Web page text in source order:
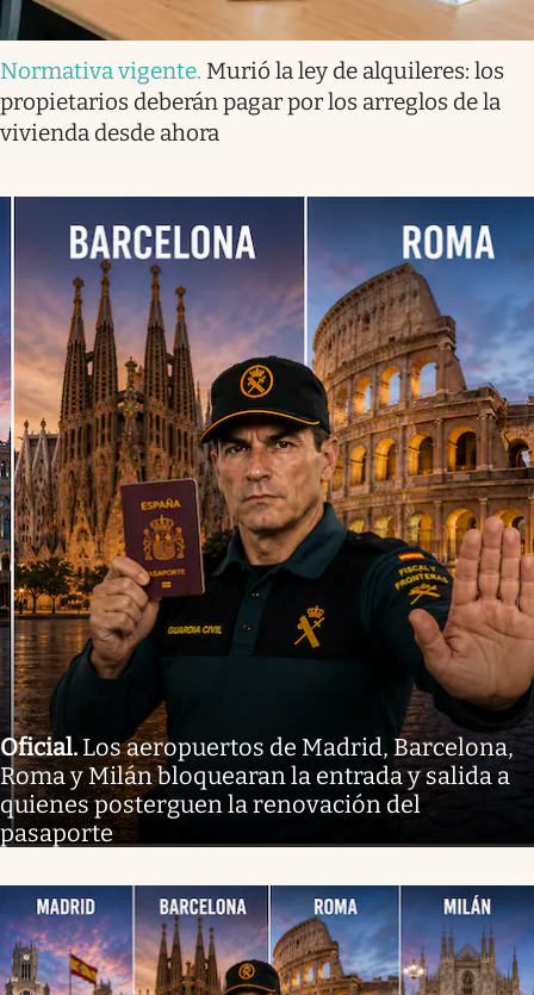
Normativa vigente. Murió la ley de alquileres: los
propietarios deberán pagar por los arreglos de la
vivienda desde ahora
Oficial. Los aeropuertos de Madrid, Barcelona,
Roma y Milán bloquearan la entrada y salida a
quienes posterguen la renovación del
pasaporte